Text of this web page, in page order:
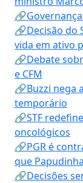
🔗Decisão do
vida em ativo
🔗Debate
e CFM
🔗Buzzi nega
temporário
🔗STF
oncológicos
🔗PGR é
que
🔗Decisões